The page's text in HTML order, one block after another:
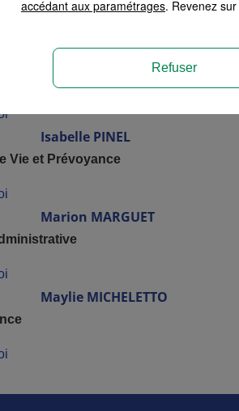
Valérie
particulier
Isabelle PINEL
Vie et Prévoyance
Marion MARGUET
Maylie MICHELETTO
accédant aux paramétrages. Revenez
Refuser